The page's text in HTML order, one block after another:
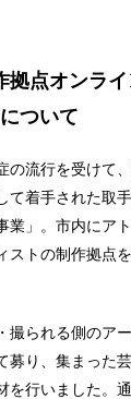
点オンライ
について
の流行を受けて
て着手された取
業」。市内にア
ストの制作拠点
撮られる側のア
募り、集まった
を行いました。